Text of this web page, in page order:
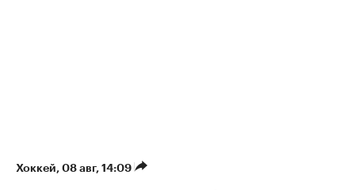
Хоккей⁠, 08 авг, 14:09